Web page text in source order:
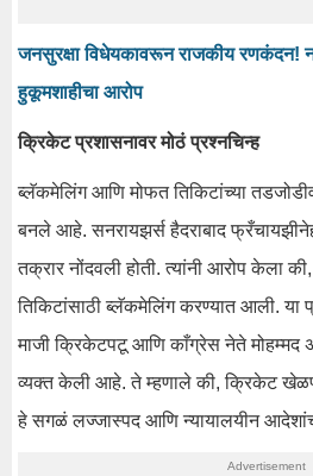
जनसुरक्षा विधेयकावरून राजकीय रणकंदन!
हुकूमशाहीचा आरोप
क्रिकेट प्रशासनावर मोठं प्रश्नचिन्ह
ब्लॅकमेलिंग आणि मोफत तिकिटांच्या
बनले आहे. सनरायझर्स हैदराबाद
तक्रार नोंदवली होती. त्यांनी आरोप केला
तिकिटांसाठी ब्लॅकमेलिंग करण्यात आली. या
माजी क्रिकेटपटू आणि काँग्रेस नेते मोहम्मद
व्यक्त केली आहे. ते म्हणाले की, क्रिकेट
हे सगळं लज्जास्पद आणि न्यायालयीन